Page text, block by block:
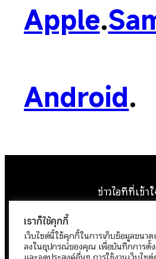
Apple.
Android.
ข่าวไอทีที่เข้า
หน้าแรกติดต่อเราลิขสิ
นโยบายข้อมูลส่ว
เราก็ใช้คุกกี้
เว็บไซต์นี้ใช้คุกกี้ในการเก็บข้อมูลขนาด
ลงในอุปกรณ์ของคุณ เพื่อบันทึกการตั้